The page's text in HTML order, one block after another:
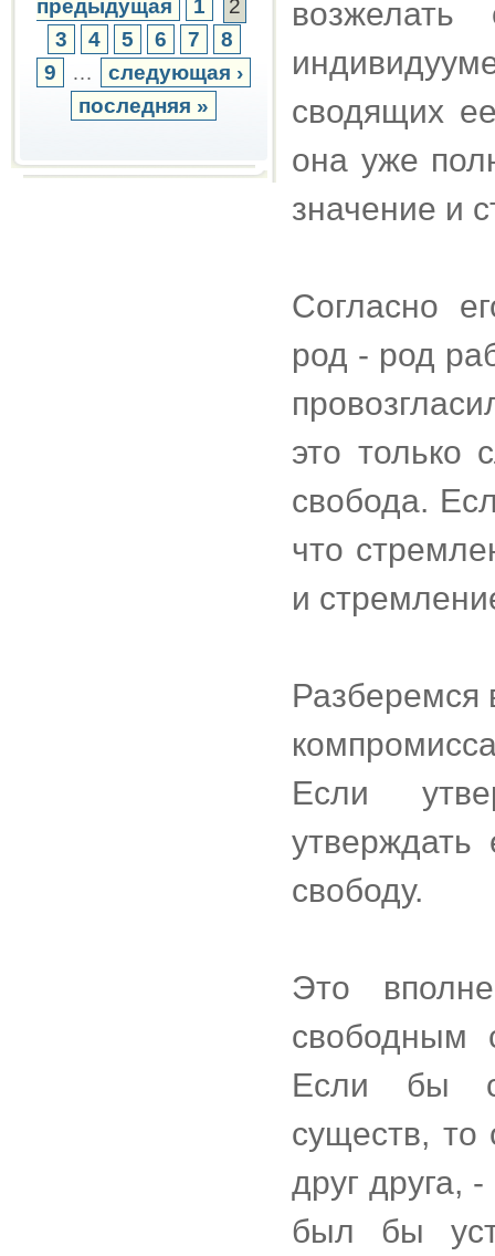
предыдущая 1
2
3
4 5 6 7
8
9
…
следующая ›
последняя »
сводящих
она уже
значение и
Согласно
род - род
это только
свобода.
что
и
Разберемся
Если
свободу.
Это
свободным
Если бы
существ,
друг друга,
был бы